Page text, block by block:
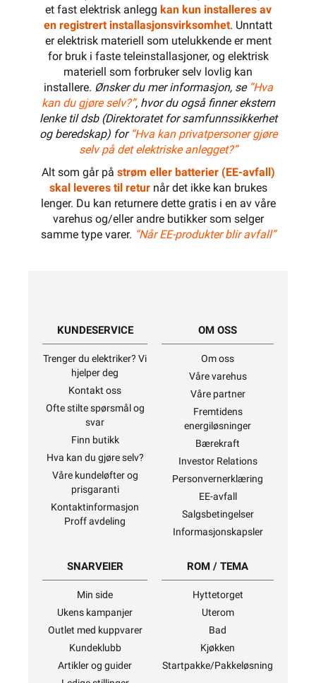
et fast elektrisk anlegg kan kun installeres av
en registrert installasjonsvirksomhet. Unntatt
er elektrisk materiell som utelukkende er ment
for bruk i faste teleinstallasjoner, og elektrisk
materiell som forbruker selv lovlig kan
installere. Ønsker du mer informasjon, se ”Hva
kan du gjøre selv?”, hvor du også finner ekstern
lenke til dsb (Direktoratet for samfunnssikkerhet
og beredskap) for “Hva kan privatpersoner gjøre
selv på det elektriske anlegget?”
Alt som går på strøm eller batterier (EE-avfall)
skal leveres til returnår det ikke kan brukes
lenger. Du kan returnere dette gratis i en av våre
varehus og/eller andre butikker som selger
samme type varer. “Når EE-produkter blir avfall”
KUNDESERVICE
Trenger du elektriker? Vi
hjelper deg
Kontakt oss
Ofte stilte spørsmål og
svar
Finn butikk
Hva kan du gjøre selv?
Våre kundeløfter og
prisgaranti
Kontaktinformasjon
Proff avdeling
OM OSS
Om oss
Våre varehus
Våre partner
Fremtidens
energiløsninger
Bærekraft
Investor Relations
Personvernerklæring
EE-avfall
Salgsbetingelser
Informasjonskapsler
SNARVEIER
Min side
Ukens kampanjer
Outlet med kuppvarer
Kundeklubb
Artikler og guider
ROM / TEMA
Hyttetorget
Uterom
Bad
Kjøkken
Startpakke/Pakkeløsning